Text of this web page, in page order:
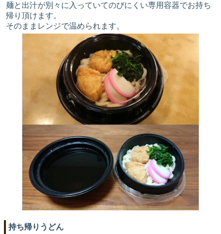
麺と出汁が別々に入っていてのびにくい専用容器でお持ち
帰り頂けます。
そのままレンジで温められます。
持ち帰りうどん